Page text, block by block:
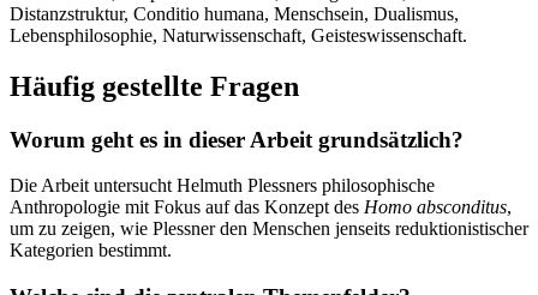
Distanzstruktur, Conditio humana, Menschsein, Dualismus,
Lebensphilosophie, Naturwissenschaft, Geisteswissenschaft.
Häufig gestellte Fragen
Worum geht es in dieser Arbeit grundsätzlich?
Die Arbeit untersucht Helmuth Plessners philosophische
Anthropologie mit Fokus auf das Konzept des Homo absconditus,
um zu zeigen, wie Plessner den Menschen jenseits reduktionistischer
Kategorien bestimmt.